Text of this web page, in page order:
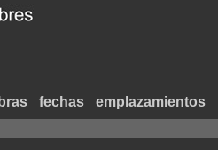
fechas emplazamientos